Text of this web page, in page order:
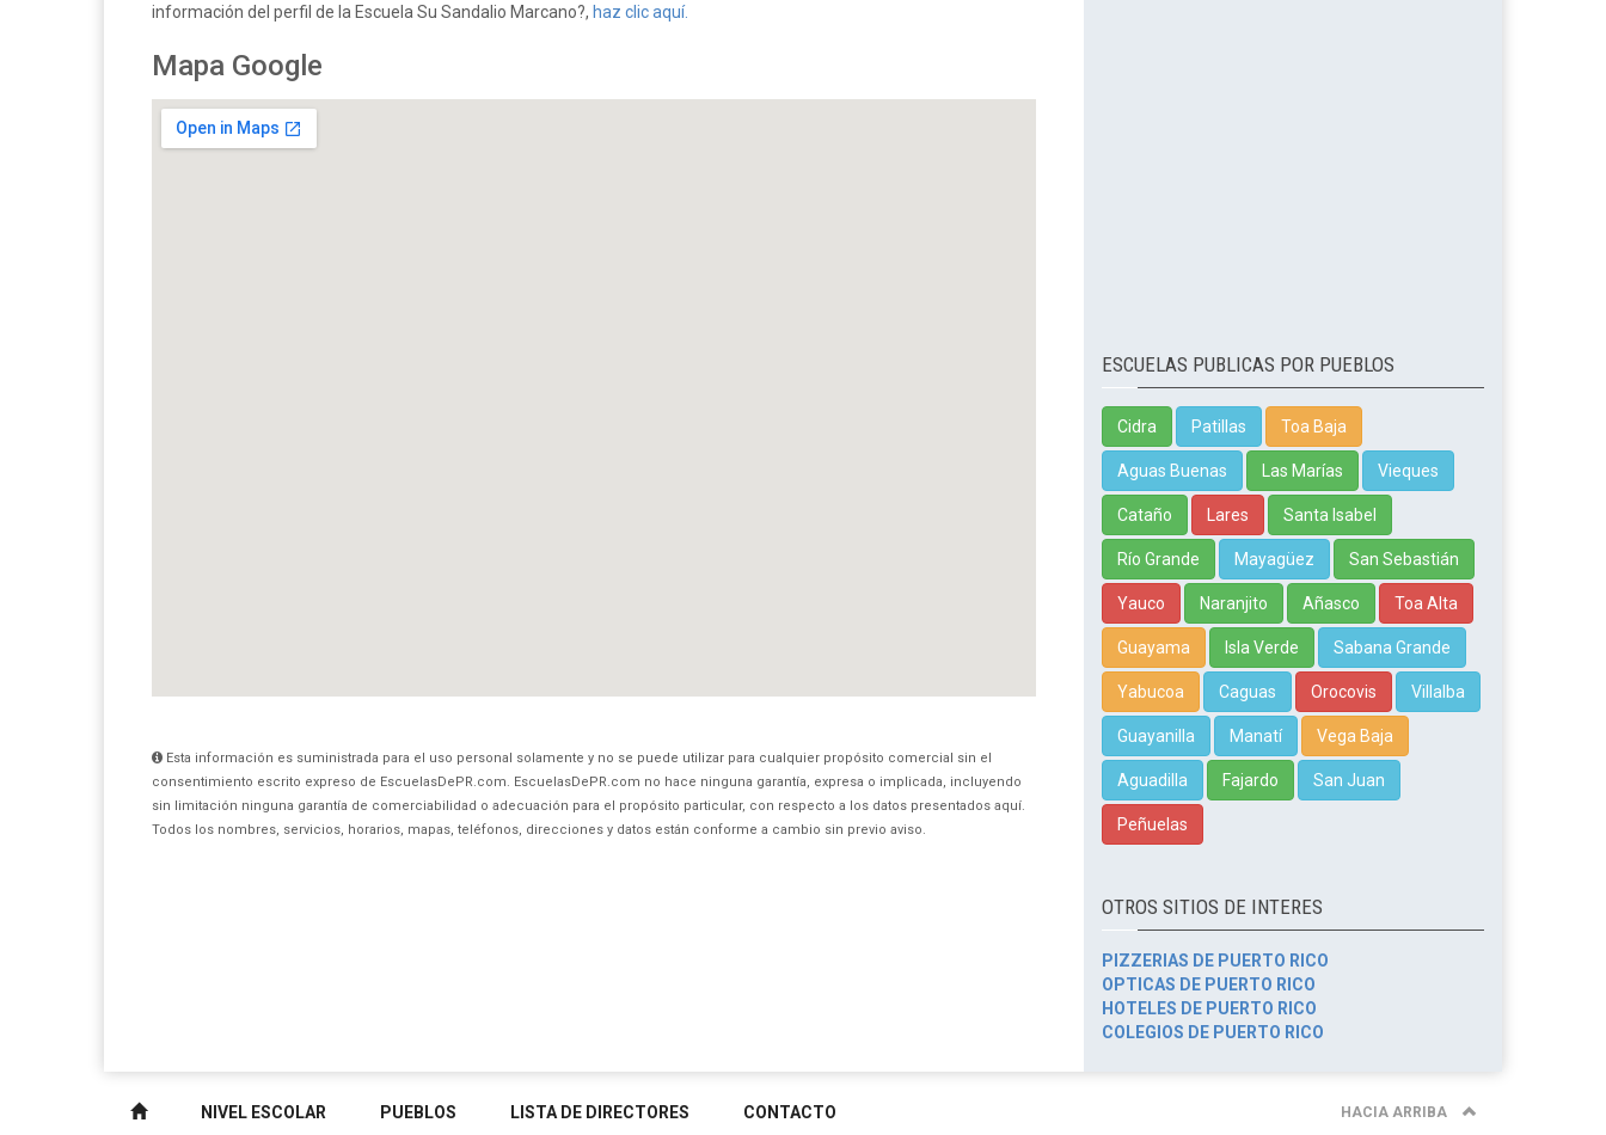
información del perfil de la Escuela Su Sandalio Marcano?, haz clic aquí.
Mapa Google
Esta información es suministrada para el uso personal solamente y no se puede utilizar para cualquier propósito comercial sin el
consentimiento escrito expreso de EscuelasDePR.com. EscuelasDePR.com no hace ninguna garantía, expresa o implicada, incluyendo
sin limitación ninguna garantía de comerciabilidad o adecuación para el propósito particular, con respecto a los datos presentados aquí.
Todos los nombres, servicios, horarios, mapas, teléfonos, direcciones y datos están conforme a cambio sin previo aviso.
ESCUELAS PUBLICAS POR PUEBLOS
Cidra Patillas Toa Baja
Aguas Buenas Las Marías Vieques
Cataño Lares Santa Isabel
Río Grande Mayagüez San Sebastián
Yauco Naranjito Añasco Toa Alta
Guayama Isla Verde Sabana Grande
Yabucoa Caguas Orocovis Villalba
Guayanilla Manatí Vega Baja
Aguadilla Fajardo San Juan
Peñuelas
OTROS SITIOS DE INTERES
PIZZERIAS DE PUERTO RICO
OPTICAS DE PUERTO RICO
HOTELES DE PUERTO RICO
COLEGIOS DE PUERTO RICO
NIVEL ESCOLAR PUEBLOS LISTA DE DIRECTORES CONTACTO HACIA ARRIBA